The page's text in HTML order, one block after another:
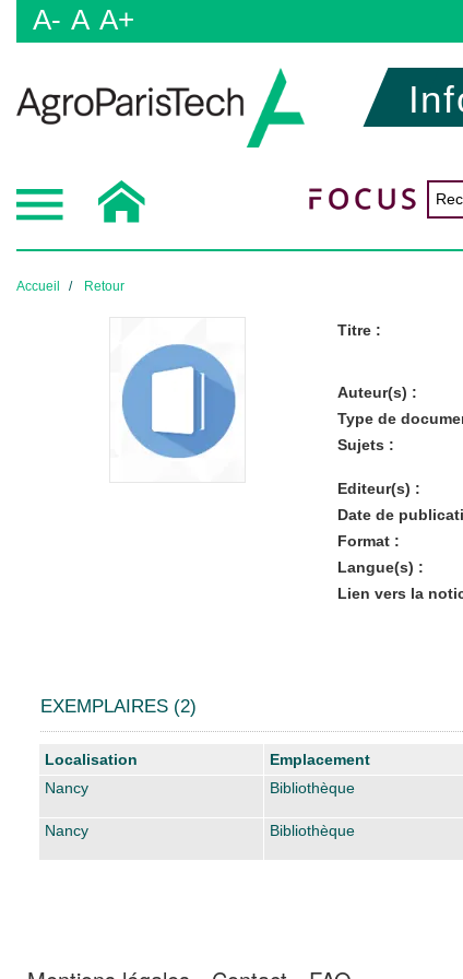
A- A A+
Accueil Retour
Titre :
Auteur(s) :
Type de
Sujets :
Editeur(s) :
Date de
Format :
Langue(s) :
Lien vers la
EXEMPLAIRES (2)
Liste des exemplaires
Localisation Emplacement
Nancy
Bibliothèque
Nancy
Bibliothèque